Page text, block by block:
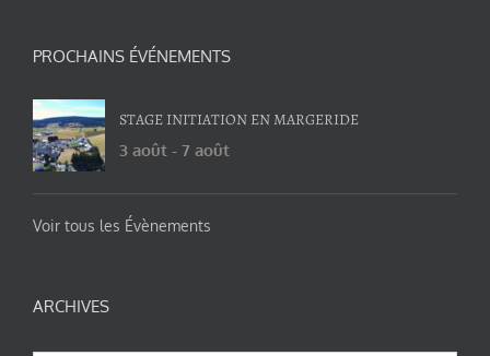
PROCHAINS ÉVÉNEMENTS
STAGE INITIATION EN MARGERIDE
3 août - 7 août
Voir tous les Évènements
ARCHIVES